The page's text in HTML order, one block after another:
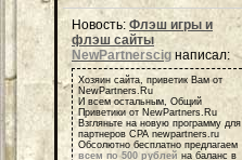
Новость: Флэш игры и
флэш сайты
NewPartnerscig написал:
Хозяин сайта, приветик Вам от
NewPartners.Ru
И всем остальным, Общий
Приветики от NewPartners.Ru
Взгляньте на новую программу для
партнеров СРА newpartners.ru
Обсолютно бесплатно предлагаем
всем по 500 рублей на баланс в